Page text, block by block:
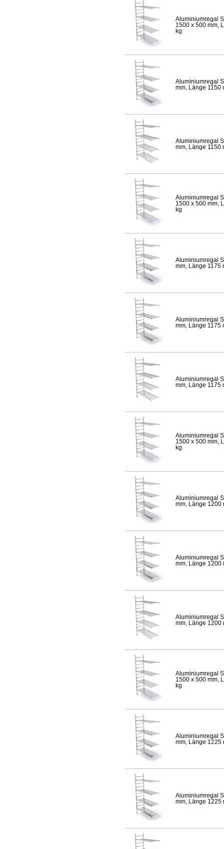
Aluminiumregal
1500 x 500 mm,
kg
Aluminiumregal
mm, Länge 1150
Aluminiumregal
mm, Länge 1150
Aluminiumregal
1500 x 500 mm,
kg
Aluminiumregal
mm, Länge 1175
Aluminiumregal
mm, Länge 1175
Aluminiumregal
mm, Länge 1175
Aluminiumregal
1500 x 500 mm,
kg
Aluminiumregal
mm, Länge 1200
Aluminiumregal
mm, Länge 1200
Aluminiumregal
mm, Länge 1200
Aluminiumregal
1500 x 500 mm,
kg
Aluminiumregal
mm, Länge 1225
Aluminiumregal
mm, Länge 1225